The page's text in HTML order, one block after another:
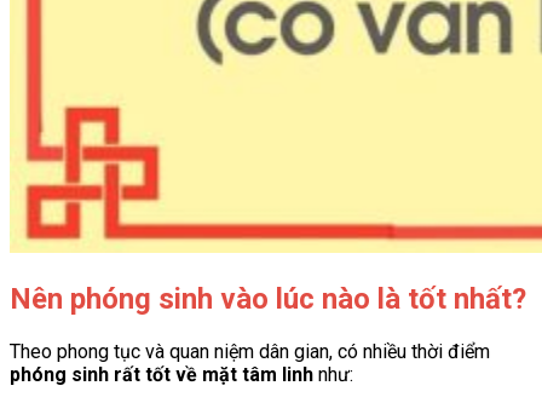
Nên phóng sinh vào lúc nào là tốt nhất?
Theo phong tục và quan niệm dân gian, có nhiều thời điểm
phóng sinh rất tốt về mặt tâm linh như: